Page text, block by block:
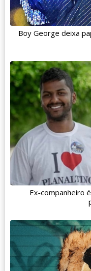
Boy George deixa
Ex-companheiro